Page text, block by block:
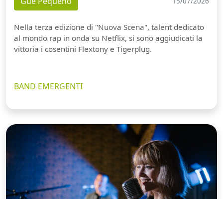
Nella terza edizione di "Nuova Scena", talent dedicato
al mondo rap in onda su Netflix, si sono aggiudicati la
vittoria i cosentini Flextony e Tigerplug.
BAND EMERGENTI